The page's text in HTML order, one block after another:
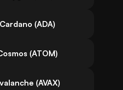
(ADA)
(ATOM)
(AVAX)